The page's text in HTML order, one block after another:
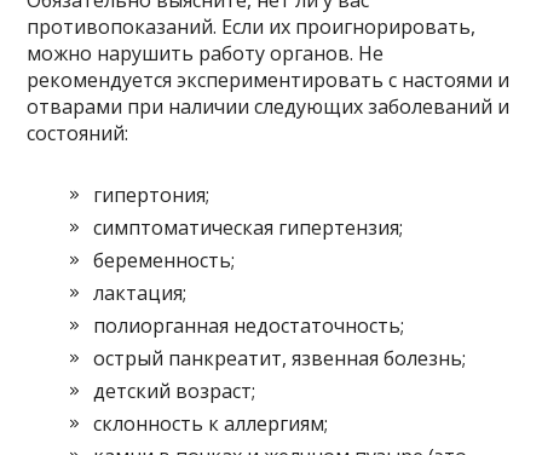
противопоказаний. Если их проигнорировать,
можно нарушить работу органов. Не
рекомендуется экспериментировать с настоями и
отварами при наличии следующих заболеваний и
состояний:
гипертония;
симптоматическая гипертензия;
беременность;
лактация;
полиорганная недостаточность;
острый панкреатит, язвенная болезнь;
детский возраст;
склонность к аллергиям;